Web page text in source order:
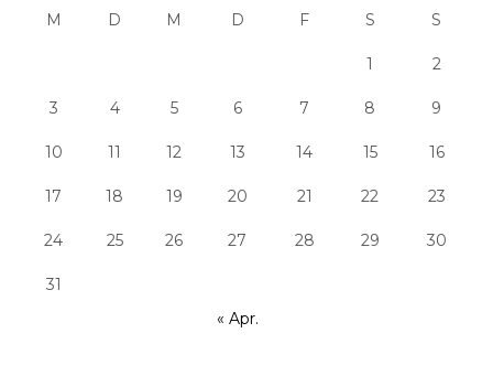
M D M D F S S
1 2
3 4 5 6 7 8 9
10 11 12 13 14 15 16
17 18 19 20 21 22 23
24 25 26 27 28 29 30
31
« Apr.